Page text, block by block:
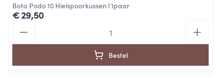
Bota Podo 10 Hielspoorkussen l 1paar
€ 29,50
Bestel